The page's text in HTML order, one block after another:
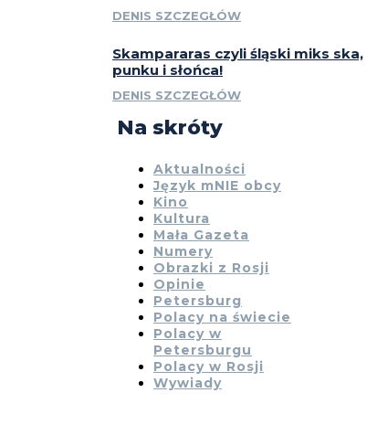
DENIS SZCZEGŁÓW
Skampararas czyli śląski miks ska,
punku i słońca!
DENIS SZCZEGŁÓW
Na skróty
Aktualności
Język mNIE obcy
Kino
Kultura
Mała Gazeta
Numery
Obrazki z Rosji
Opinie
Petersburg
Polacy na świecie
Polacy w
Petersburgu
Polacy w Rosji
Wywiady